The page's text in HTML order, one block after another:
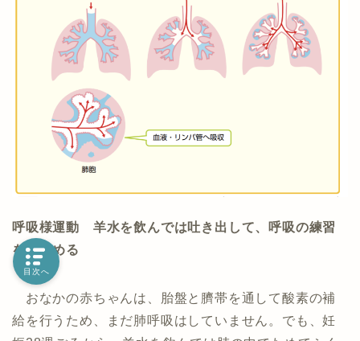
呼吸様運動 羊水を飲んでは吐き出して、呼吸の練習
をし始める
おなかの赤ちゃんは、胎盤と臍帯を通して酸素の補
給を行うため、まだ肺呼吸はしていません。でも、妊
目次へ